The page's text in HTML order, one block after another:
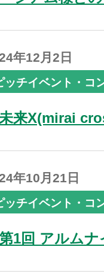
年12月2日
ッチイベント・コ
未来X(mirai
年10月21日
ッチイベント・コ
第1回 アルム